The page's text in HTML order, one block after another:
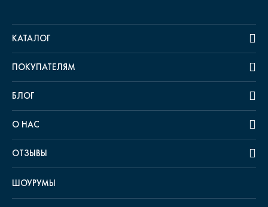
КАТАЛОГ
ПОКУПАТЕЛЯМ
БЛОГ
О НАС
ОТЗЫВЫ
ШОУРУМЫ